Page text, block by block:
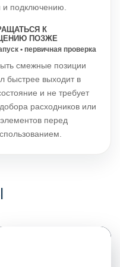
и подключению.
К
ПОЗЖЕ
• первичная проверка
смежные позиции
быстрее выходит в
и не требует
расходников или
перед